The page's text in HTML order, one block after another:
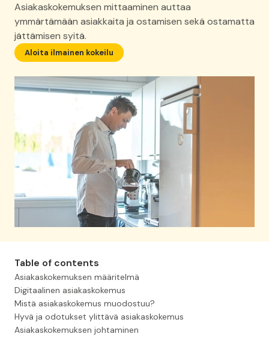
Asiakaskokemuksen mittaaminen auttaa
ymmärtämään asiakkaita ja ostamisen sekä ostamatta
jättämisen syitä.
Aloita ilmainen kokeilu
Table of contents
Asiakaskokemuksen määritelmä
Digitaalinen asiakaskokemus
Mistä asiakaskokemus muodostuu?
Hyvä ja odotukset ylittävä asiakaskokemus
Asiakaskokemuksen johtaminen